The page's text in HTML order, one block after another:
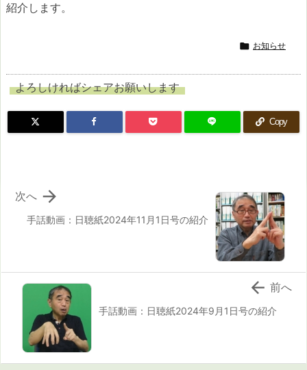
紹介します。
 お知らせ
よろしければシェアお願いします
Copy
手話動画：日聴紙2024年11月1日号の紹介

次へ
手話動画：日聴紙2024年9月1日号の紹介
 前へ